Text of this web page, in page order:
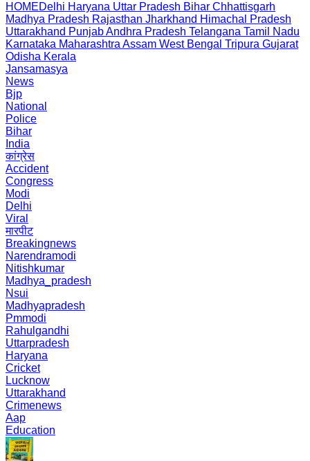
HOMEDelhi Haryana Uttar Pradesh Bihar Chhattisgarh
Madhya Pradesh Rajasthan Jharkhand Himachal Pradesh
Uttarakhand PunjabAndhra Pradesh Telangana Tamil Nadu
Karnataka Maharashtra Assam West Bengal Tripura Gujarat
Odisha Kerala
Jansamasya
News
Bjp
National
Police
Bihar
India
कांग्रेस
Accident
Congress
Modi
Delhi
Viral
मारपीट
Breakingnews
Narendramodi
Nitishkumar
Madhya_pradesh
Nsui
Madhyapradesh
Pmmodi
Rahulgandhi
Uttarpradesh
Haryana
Cricket
Lucknow
Uttarakhand
Crimenews
Aap
Education